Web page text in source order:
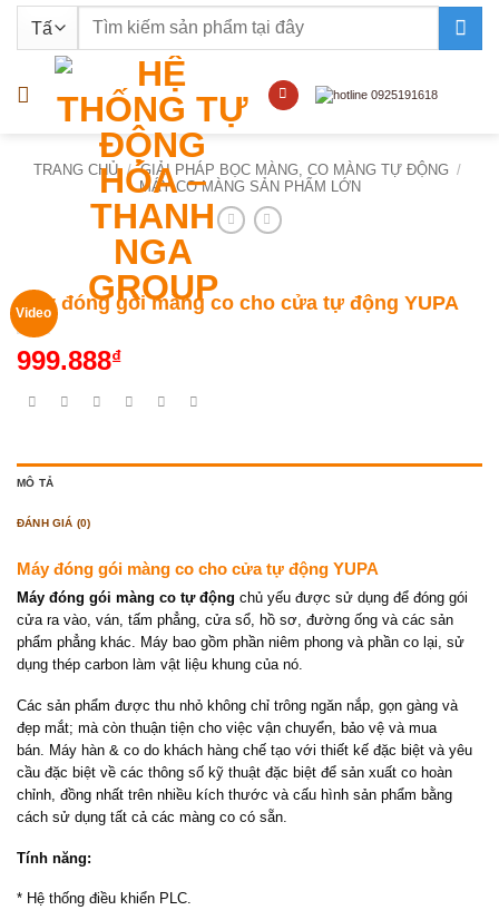
nội
Tìm
TRANG CHỦ / GIẢI PHÁP BỌC MÀNG, CO MÀNG TỰ ĐỘNG /
MÁY CO MÀNG SẢN PHẨM LỚN
Video
Máy đóng gói màng co cho cửa tự động YUPA
999.888₫
MÔ TẢ
ĐÁNH GIÁ (0)
Máy đóng gói màng co cho cửa tự động YUPA
Máy đóng gói màng co tự động chủ yếu được sử dụng để đóng gói
cửa ra vào, ván, tấm phẳng, cửa sổ, hồ sơ, đường ống và các sản
phẩm phẳng khác. Máy bao gồm phần niêm phong và phần co lại, sử
dụng thép carbon làm vật liệu khung của nó.
Các sản phẩm được thu nhỏ không chỉ trông ngăn nắp, gọn gàng và
đẹp mắt; mà còn thuận tiện cho việc vận chuyển, bảo vệ và mua
bán. Máy hàn & co do khách hàng chế tạo với thiết kế đặc biệt và yêu
cầu đặc biệt về các thông số kỹ thuật đặc biệt để sản xuất co hoàn
chỉnh, đồng nhất trên nhiều kích thước và cấu hình sản phẩm bằng
cách sử dụng tất cả các màng co có sẵn.
Tính năng:
* Hệ thống điều khiển PLC.